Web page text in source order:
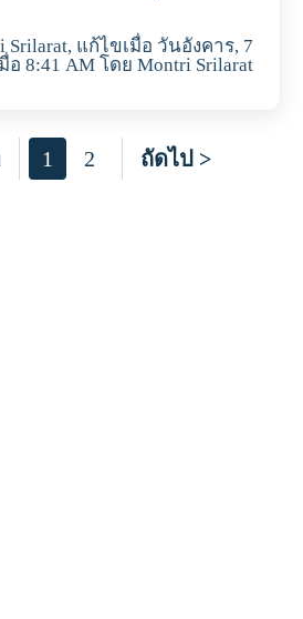
Srilarat, แก้ไขเมื่อ วันอังคาร, 7
อ 8:41 AM โดย Montri Srilarat
1 2 ถัดไป >